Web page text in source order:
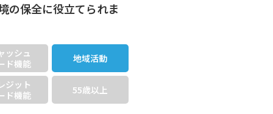
の保全に役立てられま
ッシュ
ド機能
地域活動
ジット
ド機能
55歳以上